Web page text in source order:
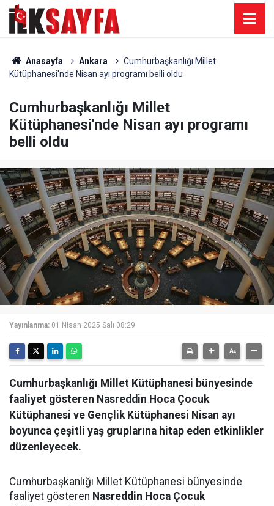
Anasayfa Ankara
Cumhurbaşkanlığı Millet
Kütüphanesi'nde Nisan ayı programı belli oldu
Cumhurbaşkanlığı Millet
Kütüphanesi'nde Nisan ayı programı
belli oldu
Yayınlanma: 01 Nisan 2025 Salı 08:29
Cumhurbaşkanlığı Millet Kütüphanesi bünyesinde
faaliyet gösteren Nasreddin Hoca Çocuk
Kütüphanesi ve Gençlik Kütüphanesi Nisan ayı
boyunca çeşitli yaş gruplarına hitap eden etkinlikler
düzenleyecek.
Cumhurbaşkanlığı Millet Kütüphanesi bünyesinde
faaliyet gösteren Nasreddin Hoca Çocuk